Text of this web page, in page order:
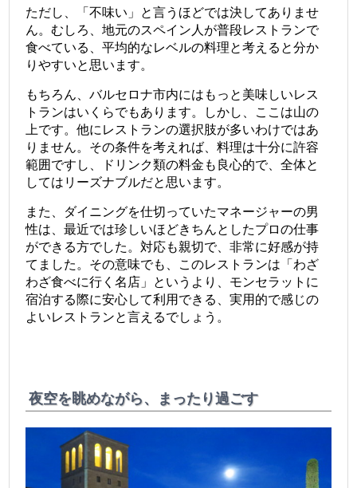
ただし、「不味い」と言うほどでは決してありませ
ん。むしろ、地元のスペイン人が普段レストランで
食べている、平均的なレベルの料理と考えると分か
りやすいと思います。
もちろん、バルセロナ市内にはもっと美味しいレス
トランはいくらでもあります。しかし、ここは山の
上です。他にレストランの選択肢が多いわけではあ
りません。その条件を考えれば、料理は十分に許容
範囲ですし、ドリンク類の料金も良心的で、全体と
してはリーズナブルだと思います。
また、ダイニングを仕切っていたマネージャーの男
性は、最近では珍しいほどきちんとしたプロの仕事
ができる方でした。対応も親切で、非常に好感が持
てました。その意味でも、このレストランは「わざ
わざ食べに行く名店」というより、モンセラットに
宿泊する際に安心して利用できる、実用的で感じの
よいレストランと言えるでしょう。
夜空を眺めながら、まったり過ごす